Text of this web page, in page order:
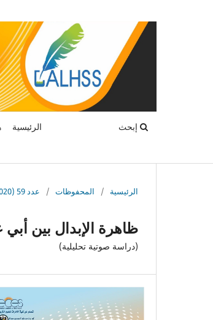
الرئيسية إبحث
الرئيسية / المحفوظات / عدد 59 (2020)
ظاهرة الإبدال بين أبي
(دراسة صوتية تحليلية)